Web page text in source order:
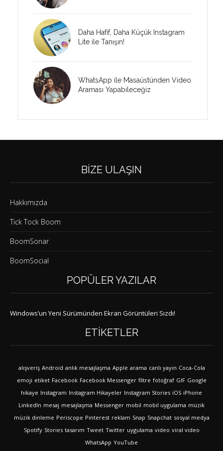
Daha Hafif, Daha Küçük Instagram
Lite ile Tanışın!
WhatsApp ile Masaüstünden Video
Araması Yapabileceğiz
BIZE ULAŞIN
Hakkımızda
Tick Tock Boom
BoomSonar
BoomSocial
POPÜLER YAZILAR
Windows’un Yeni Sürümünden Ekran Görüntüleri Sızdı!
ETIKETLER
alışveriş Android anlık mesajlaşma Apple arama canlı yayın Coca-Cola
emoji etiket Facebook Facebook Messenger filtre fotoğraf GIF Google
hikaye Instagram Instagram Hikayeler Instagram Stories iOS iPhone
LinkedIn mesaj mesajlaşma Messenger mobil mobil uygulama müzik
müzik dinleme Periscope Pinterest reklam Snap Snapchat sosyal medya
Spotify Stories tasarım Tweet Twitter uygulama video viral video
WhatsApp YouTube